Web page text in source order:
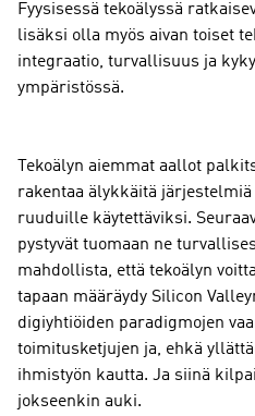
Fyysisessä tekoälyssä
lisäksi olla myös aivan toiset
integraatio, turvallisuus ja
ympäristössä.
Tekoälyn aiemmat aallot
rakentaa älykkäitä
ruuduille käytettäviksi.
pystyvät tuomaan ne
mahdollista, että tekoälyn
tapaan määräydy Silicon
digiyhtiöiden paradigmojen
toimitusketjujen ja, ehkä
ihmistyön kautta. Ja siinä
jokseenkin auki.